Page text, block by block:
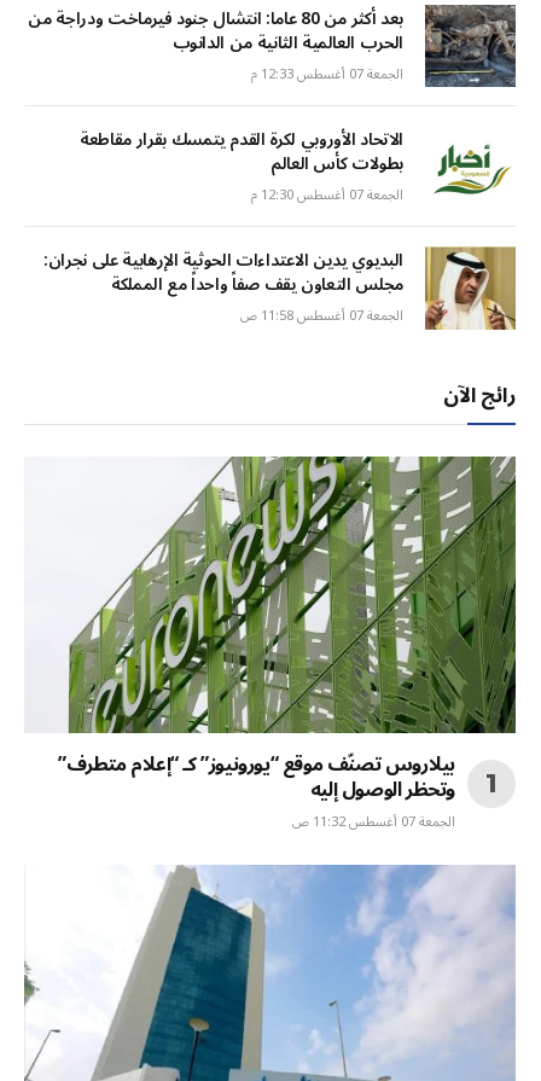
بعد أكثر من 80 عاما: انتشال جنود فيرماخت ودراجة من
الحرب العالمية الثانية من الدانوب
الجمعة 07 أغسطس 12:33 م
الاتحاد الأوروبي لكرة القدم يتمسك بقرار مقاطعة
بطولات كأس العالم
الجمعة 07 أغسطس 12:30 م
البديوي يدين الاعتداءات الحوثية الإرهابية على نجران:
مجلس التعاون يقف صفاً واحداً مع المملكة
الجمعة 07 أغسطس 11:58 ص
رائج الآن
بيلاروس تصنّف موقع “يورونيوز” كـ “إعلام متطرف”
وتحظر الوصول إليه
الجمعة 07 أغسطس 11:32 ص